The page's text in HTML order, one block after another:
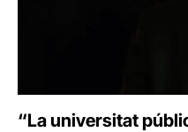
“La universitat